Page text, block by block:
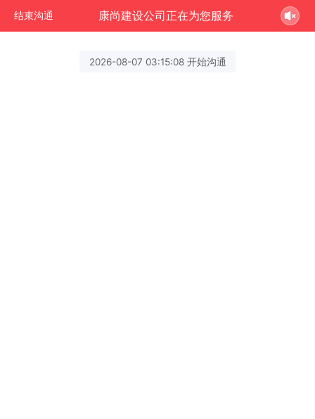
结束沟通 康尚建设公司正在为您服务
2026-08-07 03:15:08 开始沟通